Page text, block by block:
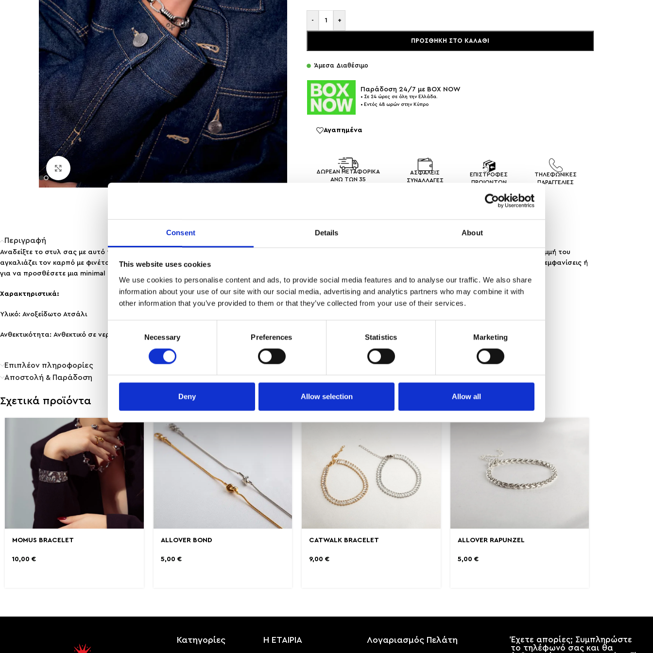
Consent Details About
This website uses cookies
We use cookies to personalise content and ads, to provide social media features and to analyse our traffic. We also share
information about your use of our site with our social media, advertising and analytics partners who may combine it with
other information that you’ve provided to them or that they’ve collected from your use of their services.
Selection
Necessary Preferences Statistics Marketing
Deny Allow selection Allow all
- +
ΠΡΟΣΘΉΚΗ ΣΤΟ ΚΑΛΆΘΙ
Άμεσα Διαθέσιμο
Παράδοση 24/7 με BOX NOW
• Σε 24 ώρες σε όλη την Ελλάδα.
• Εντός 48 ωρών στην Κύπρο
Αγαπημένα
ΔΩΡΕΑΝ ΜΕΤΑΦΟΡΙΚΑ
ΑΝΩ ΤΩΝ 35
ΑΣΦΑΛΕΙΣ
ΣΥΝΑΛΛΑΓEΣ
ΕΠΙΣΤΡΟΦΕΣ
ΠΡΟΙΟΝΤΩΝ
ΤΗΛΕΦΩΝΙΚΕΣ
ΠΑΡΑΓΓΕΛΙΕΣ
Περιγραφή
Αναδείξτε το στυλ σας με αυτό το μοναδικό βραχιόλι, σχεδιασμένο με διακριτικά κενά που δημιουργούν μια αίσθηση ελαφρότητας και μοντέρνου design. Η γραμμή του
αγκαλιάζει τον καρπό με φινέτσα, ενώ το ανοιχτό στυλ το καθιστά εύκολο στη χρήση και κατάλληλο για layering με άλλα κοσμήματα. Ιδανικό για καθημερινές εμφανίσεις ή
για να προσθέσετε μια minimal πινελιά πολυτέλειας στο βράδυ σας.
Χαρακτηριστικά:
Υλικό: Ανοξείδωτο Ατσάλι
Ανθεκτικότητα: Ανθεκτικό σε νερό & άρωμα, δε μαυρίζει!
Επιπλέον πληροφορίες
Αποστολή & Παράδοση
Σχετικά προϊόντα
MOMUS BRACELET
10,00 €
ALLOVER BOND
5,00 €
CATWALK BRACELET
9,00 €
ALLOVER RAPUNZEL
5,00 €
Κατηγορίες Η ΕΤΑΙΡΙΑ Λογαριασμός Πελάτη
Έχετε απορίες; Συμπληρώστε
το τηλέφωνό σας και θα